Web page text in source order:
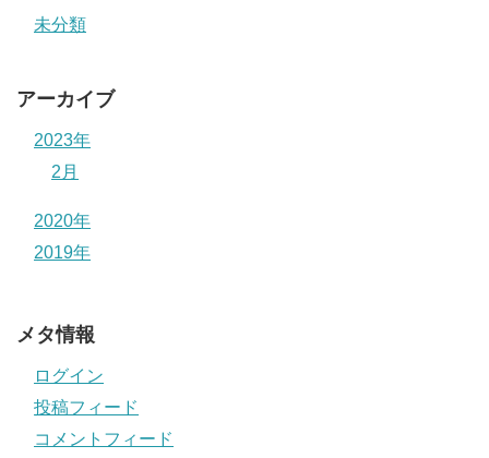
未分類
アーカイブ
2023年
2月
2020年
2019年
メタ情報
ログイン
投稿フィード
コメントフィード